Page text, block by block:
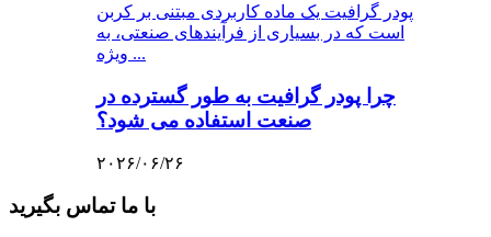
پودر گرافیت یک ماده کاربردی مبتنی بر کربن
است که در بسیاری از فرآیندهای صنعتی، به
ویژه ...
چرا پودر گرافیت به طور گسترده در
صنعت استفاده می شود؟
۲۰۲۶/۰۶/۲۶
با ما تماس بگیرید